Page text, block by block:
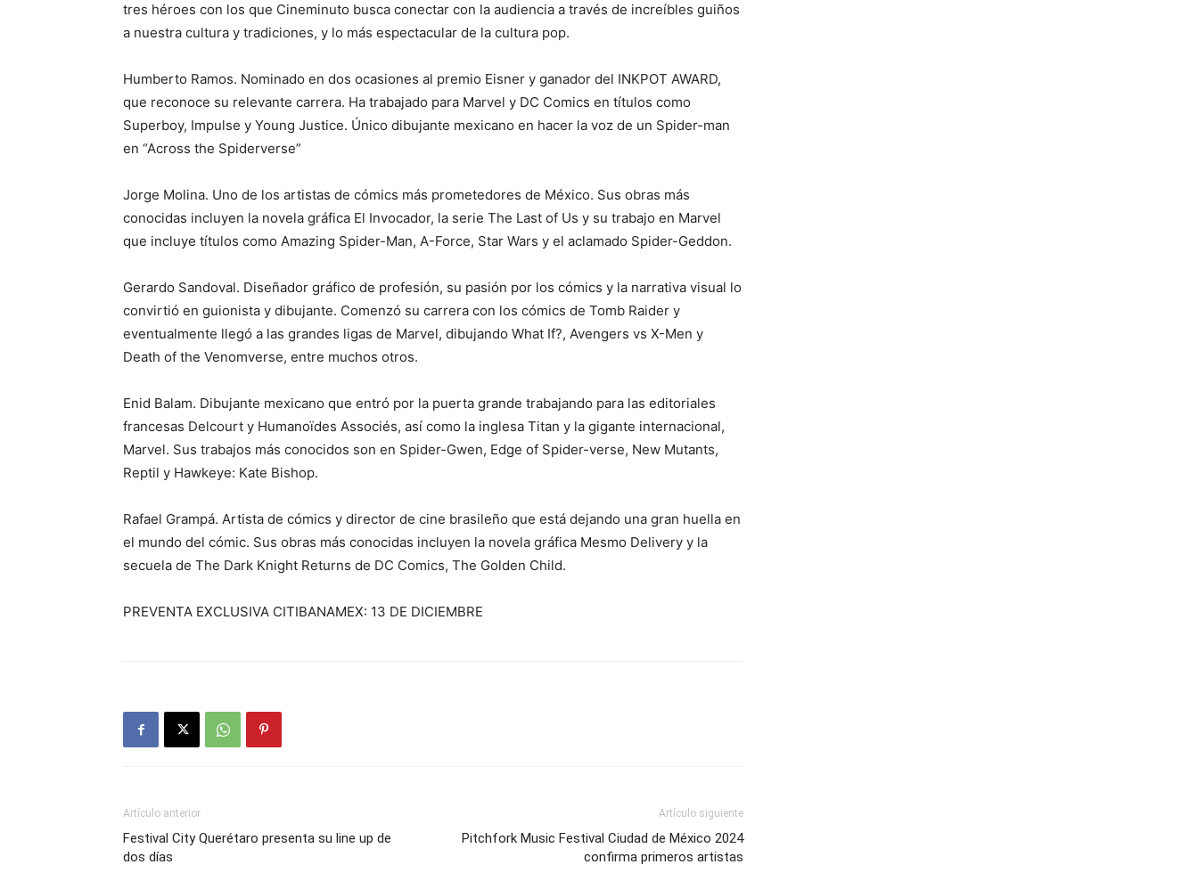
tres héroes con los que Cineminuto busca conectar con la audiencia a través de increíbles guiños
a nuestra cultura y tradiciones, y lo más espectacular de la cultura pop.
Humberto Ramos. Nominado en dos ocasiones al premio Eisner y ganador del INKPOT AWARD,
que reconoce su relevante carrera. Ha trabajado para Marvel y DC Comics en títulos como
Superboy, Impulse y Young Justice. Único dibujante mexicano en hacer la voz de un Spider-man
en “Across the Spiderverse”
Jorge Molina. Uno de los artistas de cómics más prometedores de México. Sus obras más
conocidas incluyen la novela gráfica El Invocador, la serie The Last of Us y su trabajo en Marvel
que incluye títulos como Amazing Spider-Man, A-Force, Star Wars y el aclamado Spider-Geddon.
Gerardo Sandoval. Diseñador gráfico de profesión, su pasión por los cómics y la narrativa visual lo
convirtió en guionista y dibujante. Comenzó su carrera con los cómics de Tomb Raider y
eventualmente llegó a las grandes ligas de Marvel, dibujando What If?, Avengers vs X-Men y
Death of the Venomverse, entre muchos otros.
Enid Balam. Dibujante mexicano que entró por la puerta grande trabajando para las editoriales
francesas Delcourt y Humanoïdes Associés, así como la inglesa Titan y la gigante internacional,
Marvel. Sus trabajos más conocidos son en Spider-Gwen, Edge of Spider-verse, New Mutants,
Reptil y Hawkeye: Kate Bishop.
Rafael Grampá. Artista de cómics y director de cine brasileño que está dejando una gran huella en
el mundo del cómic. Sus obras más conocidas incluyen la novela gráfica Mesmo Delivery y la
secuela de The Dark Knight Returns de DC Comics, The Golden Child.
PREVENTA EXCLUSIVA CITIBANAMEX: 13 DE DICIEMBRE
Artículo anterior
Festival City Querétaro presenta su line up de
dos días
Artículo siguiente
Pitchfork Music Festival Ciudad de México 2024
confirma primeros artistas